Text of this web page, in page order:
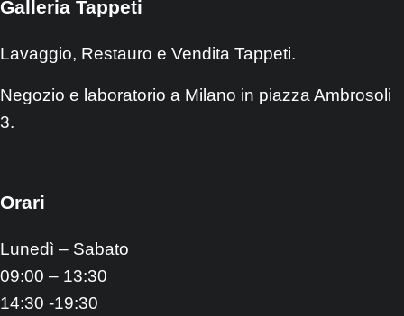
Galleria Tappeti
Lavaggio, Restauro e Vendita Tappeti.
Negozio e laboratorio a Milano in piazza Ambrosoli
3.
Orari
Lunedì – Sabato
09:00 – 13:30
14:30 -19:30